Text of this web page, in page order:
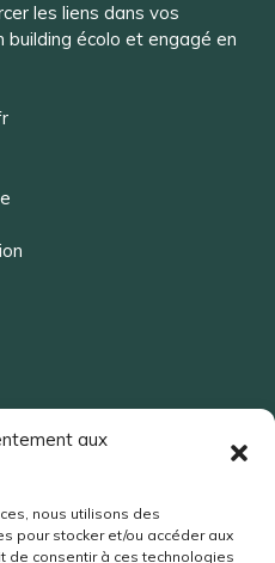
aux
nous utilisons des
pour stocker et/ou accéder aux
de consentir à ces technologies
les liens dans vos
building écolo et engagé en
être rappelé ?